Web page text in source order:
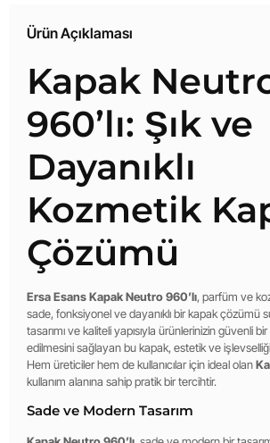
Ürün Açıklaması
Kapak
960’lı: Şık ve
Dayanıklı
Kozmetik
Çözümü
Ersa Esans Kapak Neutro 960’lı, parfüm ve
sade, fonksiyonel ve dayanıklı bir kapak çözümü
tasarımı ve kaliteli yapısıyla ürünlerinizin güvenli
edilmesini sağlayan bu kapak, estetik ve
Hem üreticiler hem de kullanıcılar için ideal olan
kullanım alanına sahip pratik bir tercihtir.
Sade ve Modern Tasarım